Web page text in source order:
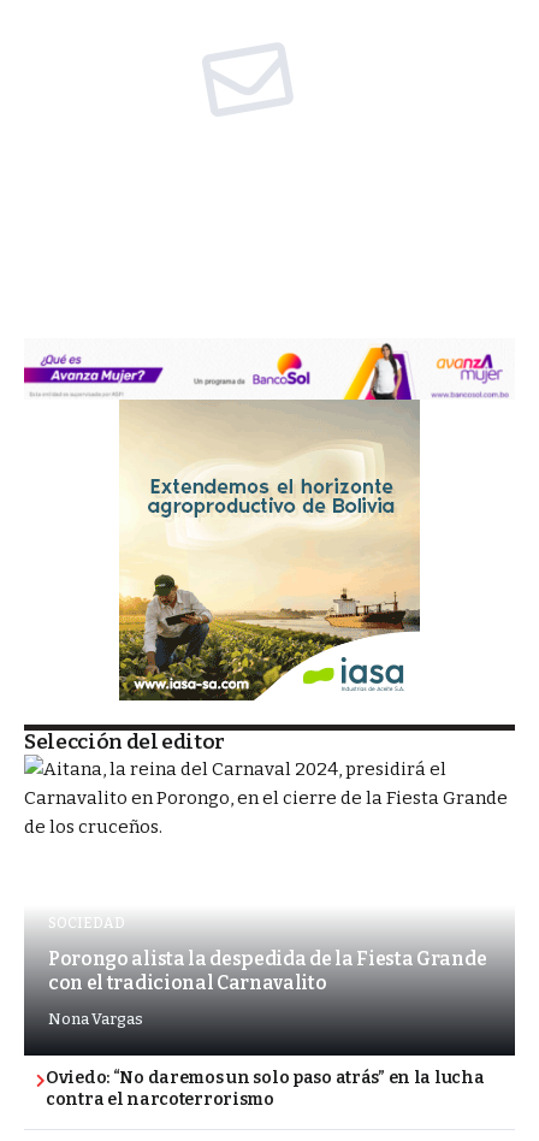
Selección del editor
SOCIEDAD
Porongo alista la despedida de la Fiesta Grande
con el tradicional Carnavalito
Nona Vargas
Oviedo: “No daremos un solo paso atrás” en la lucha
contra el narcoterrorismo